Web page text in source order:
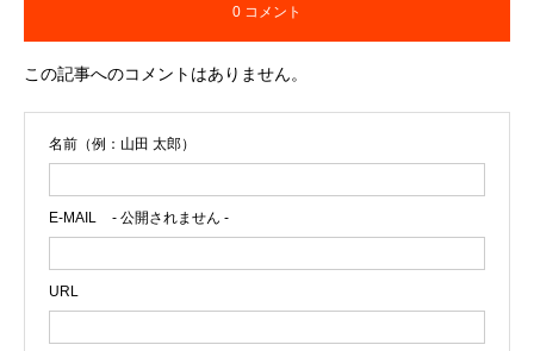
0 コメント
この記事へのコメントはありません。
名前（例：山田 太郎）
E-MAIL - 公開されません -
URL